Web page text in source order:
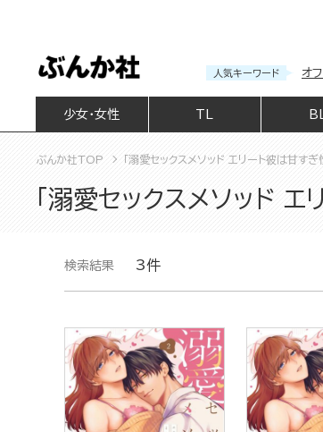
人気キーワード オ
少女・女性 BL
ぶんか社TOP 「溺愛セックスメソッド エリート彼は甘す
「溺愛セックスメソッド
検索結果 3件